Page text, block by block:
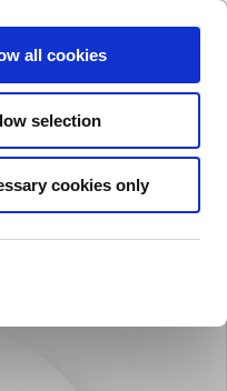
all cookies
selection
cookies only
Indkøbskurv (0)
Brands Slibning